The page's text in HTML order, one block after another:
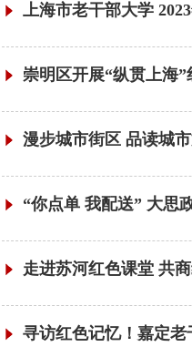
上海市老干部大学
崇明区开展“纵贯上海
漫步城市街区 品读城
“你点单 我配送” 大思
走进苏河红色课堂 共
寻访红色记忆！嘉定